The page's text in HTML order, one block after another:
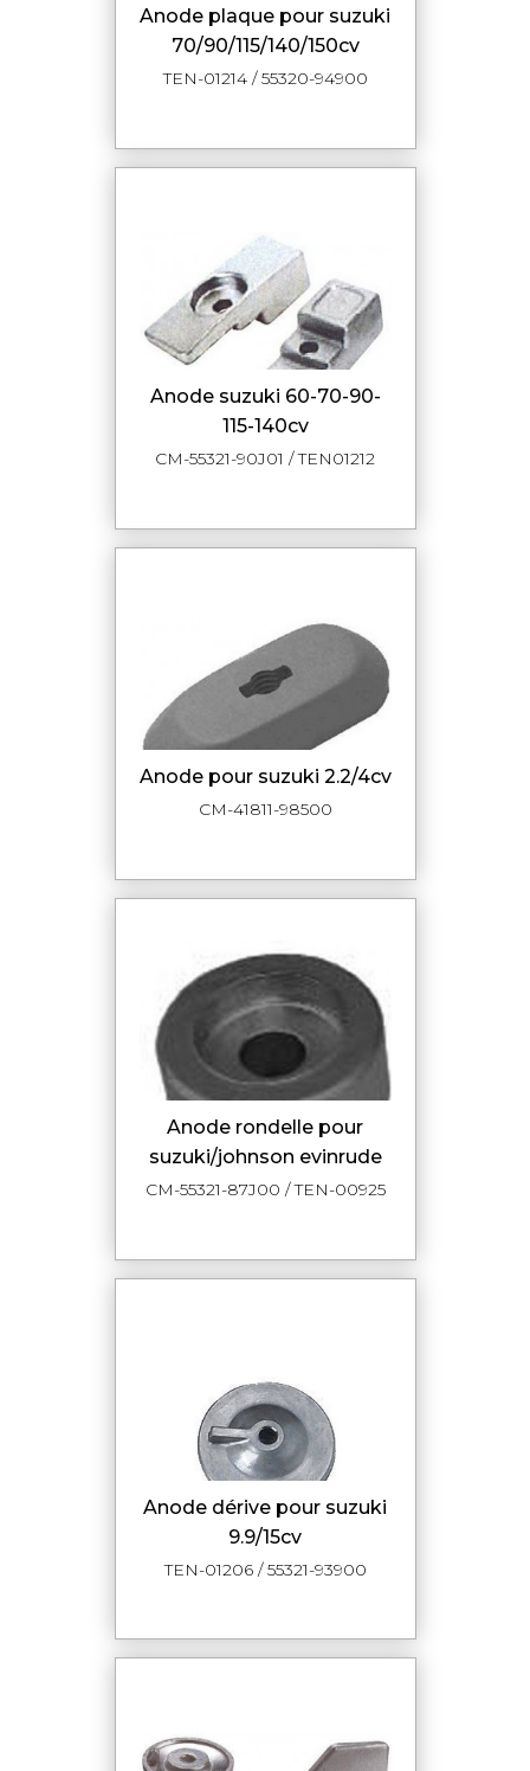
anode plaque pour suzuki
70/90/115/140/150cv
TEN-01214 / 55320-94900
anode suzuki 60-70-90-
115-140cv
CM-55321-90J01 / TEN01212
anode pour suzuki 2.2/4cv
CM-41811-98500
anode rondelle pour
suzuki/johnson evinrude
CM-55321-87J00 / TEN-00925
anode dérive pour suzuki
9.9/15cv
TEN-01206 / 55321-93900